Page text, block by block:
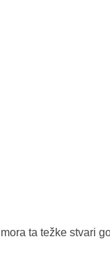
ta težke stvari